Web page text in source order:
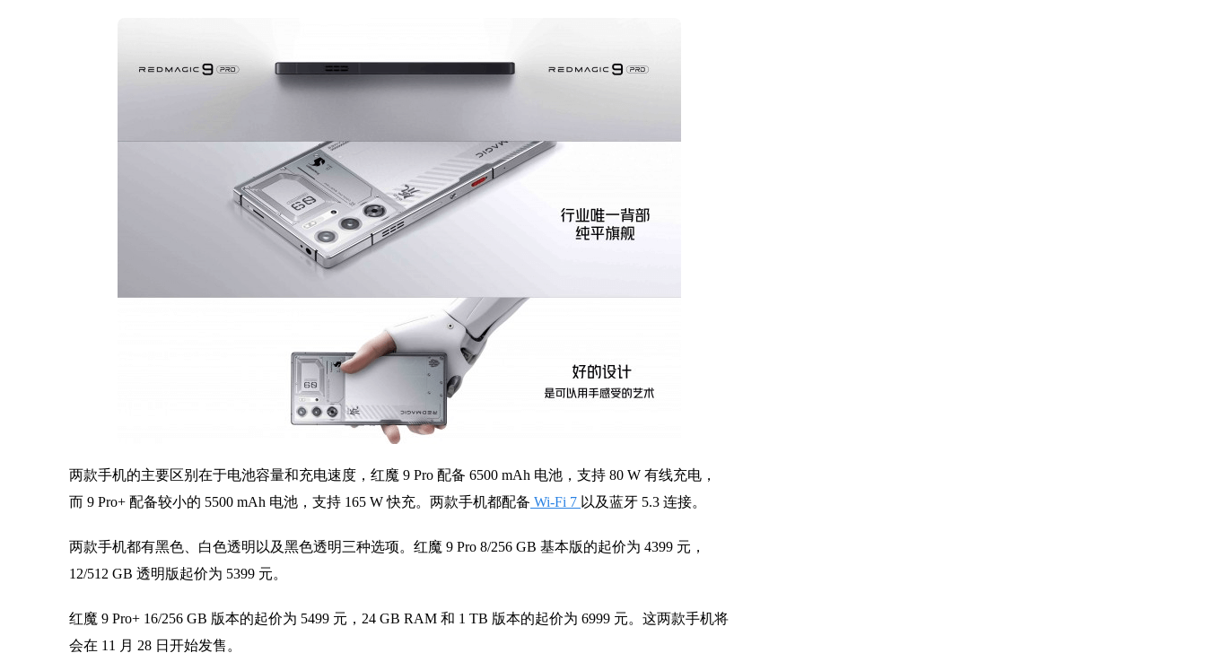
两款手机的主要区别在于电池容量和充电速度，红魔 9 Pro 配备 6500 mAh 电池，支持 80 W 有线充电，
而 9 Pro+ 配备较小的 5500 mAh 电池，支持 165 W 快充。两款手机都配备 Wi-Fi 7 以及蓝牙 5.3 连接。
两款手机都有黑色、白色透明以及黑色透明三种选项。红魔 9 Pro 8/256 GB 基本版的起价为 4399 元，
12/512 GB 透明版起价为 5399 元。
红魔 9 Pro+ 16/256 GB 版本的起价为 5499 元，24 GB RAM 和 1 TB 版本的起价为 6999 元。这两款手机将
会在 11 月 28 日开始发售。